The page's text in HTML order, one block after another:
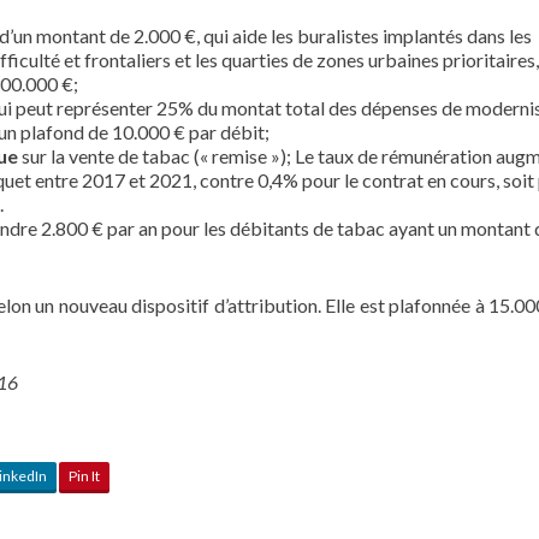
montant de 2.000 €, qui aide les buralistes implantés dans les
et frontaliers et les quarties de zones urbaines
€;
peut représenter 25% du montat total des dépenses de
plafond de 10.000 € par débit;
sur la vente de tabac (« remise »); Le taux de rémunération
entre 2017 et 2021, contre 0,4% pour le contrat en cours, soit
2.800 € par an pour les débitants de tabac ayant un montant
un nouveau dispositif d’attribution. Elle est plafonnée à
Pin It